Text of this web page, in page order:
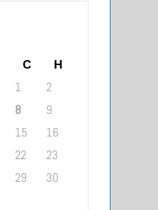
С
Н
1
2
8
9
15
16
22
23
29
30